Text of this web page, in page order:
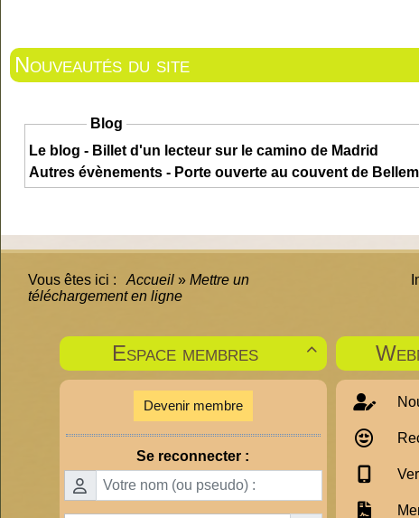
Nouveautés du site
Blog
Le blog - Billet d'un lecteur sur le camino de Madrid
Autres évènements - Porte ouverte au couvent de
Vous êtes ici : Accueil » Mettre un
téléchargement en ligne

Espace membres
Devenir membre
Se reconnecter :